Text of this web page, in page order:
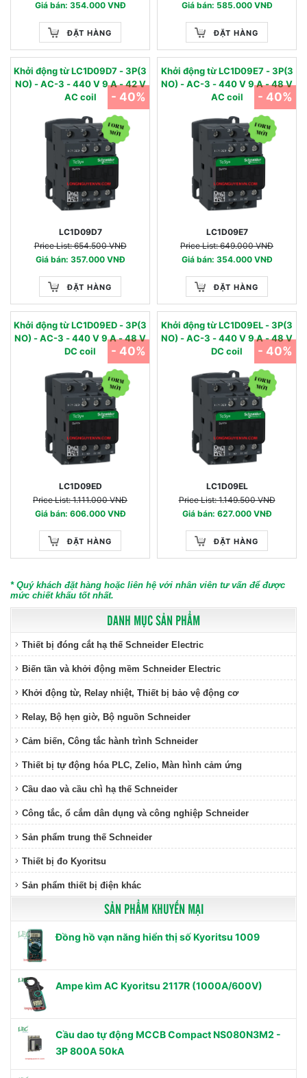
DANH MỤC SẢN PHẨM
Thiết bị đóng cắt hạ thế Schneider Electric
Biến tần và khởi động mềm Schneider Electric
Khởi động từ, Relay nhiệt, Thiết bị bảo vệ động cơ
Relay, Bộ hẹn giờ, Bộ nguồn Schneider
Cảm biến, Công tắc hành trình Schneider
Thiết bị tự động hóa PLC, Zelio, Màn hình cảm ứng
Cầu dao và cầu chì hạ thế Schneider
Công tắc, ổ cắm dân dụng và công nghiệp Schneider
Sản phẩm trung thế Schneider
Thiết bị đo Kyoritsu
Sản phẩm thiết bị điện khác
SẢN PHẨM KHUYẾN MẠI
Đồng hồ vạn năng hiển thị số Kyoritsu 1009
Ampe kìm AC Kyoritsu 2117R (1000A/600V)
Cầu dao tự động MCCB Compact NS080N3M2 -
3P 800A 50kA
Giá bán: 354.000 VNĐ
ĐẶT HÀNG
Giá bán: 585.000 VNĐ
ĐẶT HÀNG
Khởi động từ LC1D09D7 - 3P(3
NO) - AC-3 - 440 V 9 A - 42 V
AC coil
LC1D09D7
Price List: 654.500 VNĐ
Giá bán: 357.000 VNĐ
ĐẶT HÀNG
- 40%
Khởi động từ LC1D09E7 - 3P(3
NO) - AC-3 - 440 V 9 A - 48 V
AC coil
LC1D09E7
Price List: 649.000 VNĐ
Giá bán: 354.000 VNĐ
ĐẶT HÀNG
- 40%
Khởi động từ LC1D09ED - 3P(3
NO) - AC-3 - 440 V 9 A - 48 V
DC coil
LC1D09ED
Price List: 1.111.000 VNĐ
Giá bán: 606.000 VNĐ
ĐẶT HÀNG
- 40%
Khởi động từ LC1D09EL - 3P(3
NO) - AC-3 - 440 V 9 A - 48 V
DC coil
LC1D09EL
Price List: 1.149.500 VNĐ
Giá bán: 627.000 VNĐ
ĐẶT HÀNG
- 40%
* Quý khách đặt hàng hoặc liên hệ với nhân viên tư vấn để được
mức chiết khấu tốt nhất.